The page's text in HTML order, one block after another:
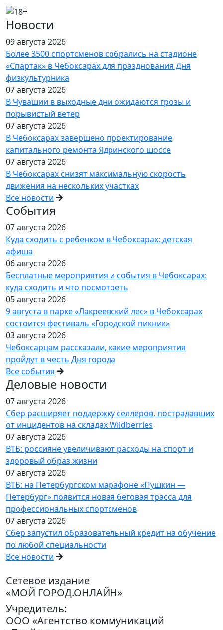
Новости
09 августа 2026
Более 3500 спортсменов собрались на стадионе
«Спартак» в Чебоксарах для празднования Дня
физкультурника
07 августа 2026
В Чувашии в выходные дни ожидаются грозы и
порывистый ветер
07 августа 2026
В Чебоксарах завершено проектирование
капитального ремонта Ядринского шоссе
07 августа 2026
В Чебоксарах снизят максимальную скорость
движения на нескольких участках
Все новости
События
07 августа 2026
Куда сходить с ребенком в Чебоксарах: детская
афиша
06 августа 2026
Бесплатные мероприятия и события в Чебоксарах:
куда сходить и что посмотреть
05 августа 2026
9 августа в парке «Лакреевский лес» в Чебоксарах
состоится фестиваль «Городской пикник»
03 августа 2026
Чебоксарцам рассказали, какие мероприятия
пройдут в честь Дня города
Все события
Деловые новости
07 августа 2026
Сбер расширяет поддержку селлеров, пострадавших
от инцидентов на складах Wildberries
07 августа 2026
ВТБ: россияне увеличивают расходы на спорт и
здоровый образ жизни
07 августа 2026
ВТБ: на Петербургском марафоне «Пушкин —
Петербург» появится новая беговая трасса для
профессиональных спортсменов
07 августа 2026
Сбер запустил образовательный кредит на обучение
по любой специальности
Все новости
Сетевое издание
«МОЙ ГОРОД.ОНЛАЙН»
Учредитель:
ООО «Агентство коммуникаций